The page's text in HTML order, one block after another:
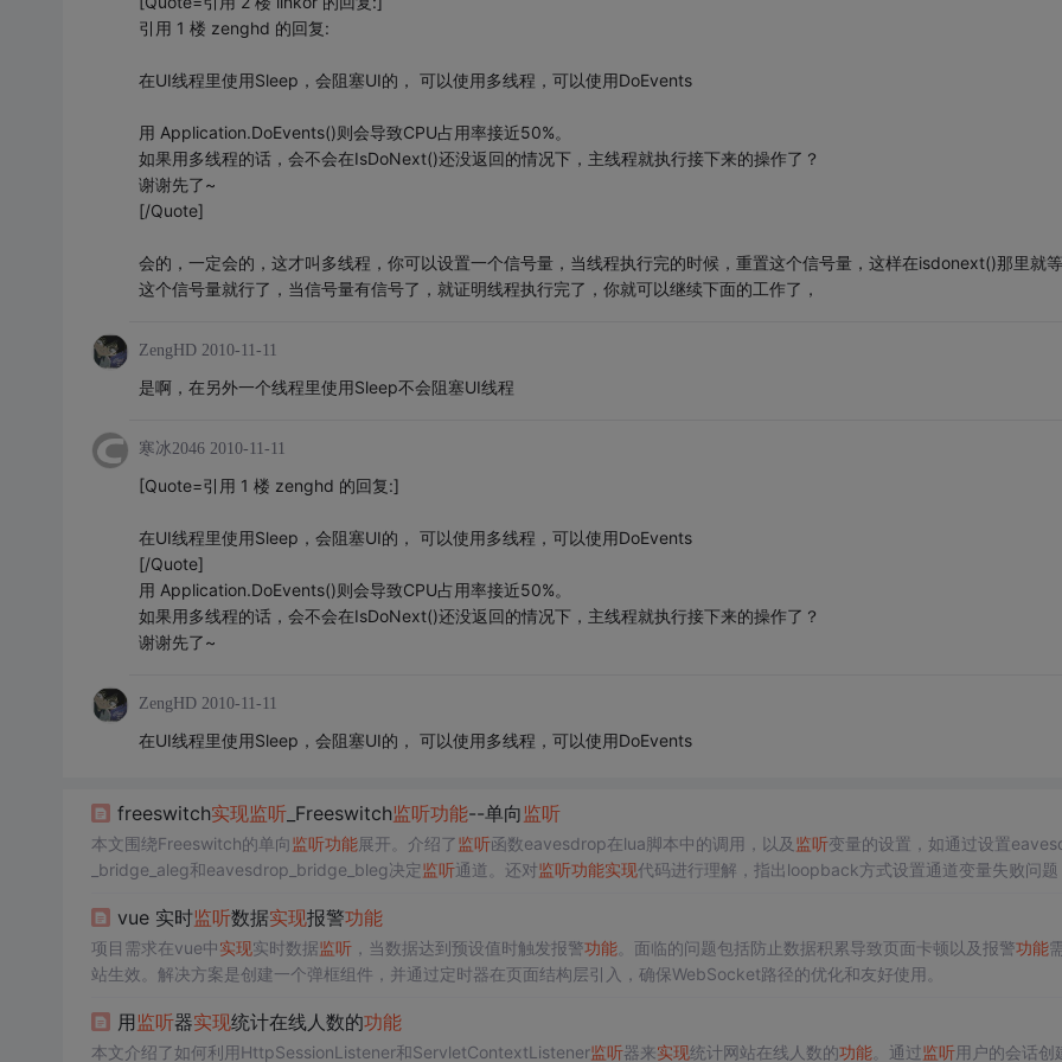
引用 1 楼 zenghd 的回复:
在UI线程里使用Sleep，会阻塞UI的， 可以使用多线程，可以使用DoEvents
用 Application.DoEvents()则会导致CPU占用率接近50%。
如果用多线程的话，会不会在IsDoNext()还没返回的情况下，主线程就执行接下来的操作了？
谢谢先了~
[/Quote]
会的，一定会的，这才叫多线程，你可以设置一个信号量，当线程执行完的时候，重置这个信号量，这样在isdonext()那里就
这个信号量就行了，当信号量有信号了，就证明线程执行完了，你就可以继续下面的工作了，
ZengHD 2010-11-11
是啊，在另外一个线程里使用Sleep不会阻塞UI线程
寒冰2046 2010-11-11
[Quote=引用 1 楼 zenghd 的回复:]
在UI线程里使用Sleep，会阻塞UI的， 可以使用多线程，可以使用DoEvents
[/Quote]
用 Application.DoEvents()则会导致CPU占用率接近50%。
如果用多线程的话，会不会在IsDoNext()还没返回的情况下，主线程就执行接下来的操作了？
谢谢先了~
ZengHD 2010-11-11
在UI线程里使用Sleep，会阻塞UI的， 可以使用多线程，可以使用DoEvents
freeswitch实现监听_Freeswitch监听功能--单向 监听
本文围绕Freeswitch的单向监听功能展开。介绍了监听函数eavesdrop在lua脚本中的调用，以及 监听变量的设置，如通过设置
_bridge_aleg和eavesdrop_bridge_bleg决定监听通道。还对监听功能实现代码进行理解，指出loopback方式设置通道变量失败问题
vue 实时监听数据实现报警功能
项目需求在vue中实现实时数据监听，当数据达到预设值时触发报警功能。面临的问题包括防止数据积累导致页面卡顿以及报警功能
站生效。解决方案是创建一个弹框组件，并通过定时器在页面结构层引入，确保WebSocket路径的优化和友好使用。
用监听器实现统计在线人数的功能
本文介绍了如何利用HttpSessionListener和ServletContextListener监听器来实现统计网站在线人数的功能。通过监听用户的会话创